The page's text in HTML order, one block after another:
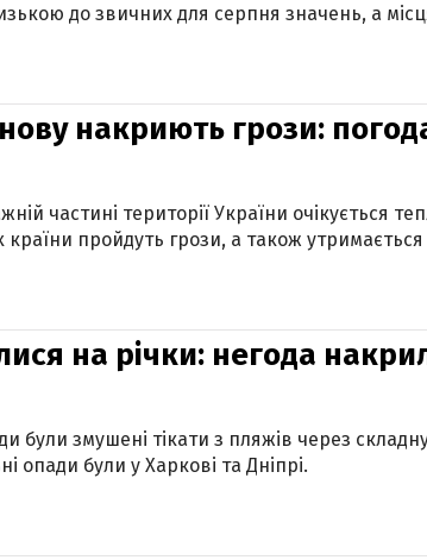
до звичних для серпня значень, а
накриють грози:
частині території України очікується
країни пройдуть грози, а також
на річки: негода
були змушені тікати з пляжів через
опади були у Харкові та Дніпрі.